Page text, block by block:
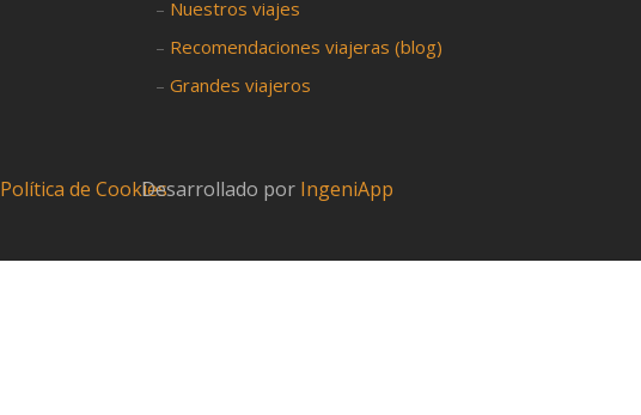
– Nuestros viajes
– Recomendaciones viajeras (blog)
–Grandes viajeros
Política de CookiesDesarrollado por IngeniApp